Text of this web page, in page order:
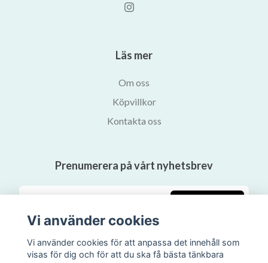
Läs mer
Om oss
Köpvillkor
Kontakta oss
Prenumerera på vårt nyhetsbrev
Vi använder cookies
Vi använder cookies för att anpassa det innehåll som
visas för dig och för att du ska få bästa tänkbara